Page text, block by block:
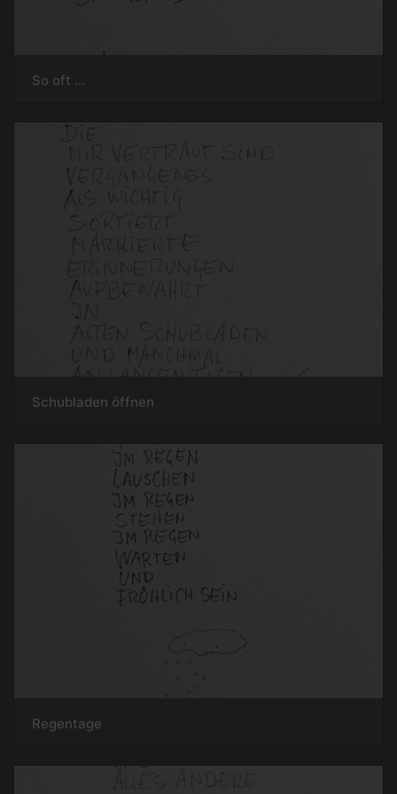
So oft ...
Schubladen öffnen
Regentage